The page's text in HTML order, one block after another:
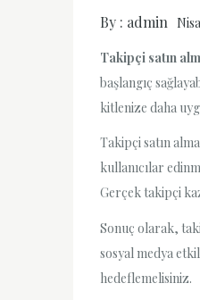
By : admin
Takipçi satın
başlangıç
kitlenize daha
Takipçi satın
kullanıcılar
Gerçek takipçi
Sonuç olarak,
sosyal medya
hedeflemelisiniz.